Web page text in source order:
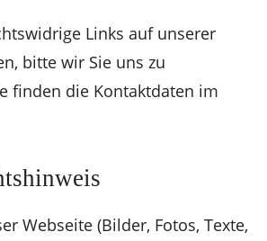
Links auf unserer
bitte wir Sie uns zu
finden die Kontaktdaten im
Webseite (Bilder, Fotos, Texte,